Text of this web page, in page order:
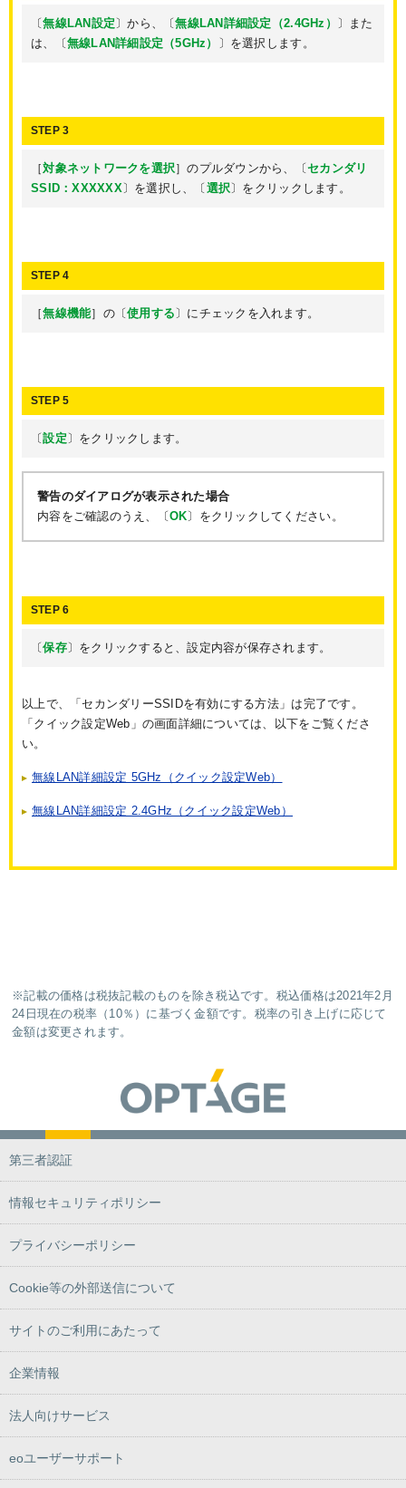
〔無線LAN設定 〕から、〔無線LAN詳細設定（2.4GHz）
〕また
は、〔無線LAN詳細設定（5GHz） 〕を選択します。
STEP 3
［対象ネットワークを選択］のプルダウンから、〔セカンダリ
SSID：XXXXXX 〕を選択し、〔 選択〕をクリックします。
STEP 4
［無線機能］の〔使用する 〕にチェックを入れます。
STEP 5
〔設定 〕をクリックします。
警告のダイアログが表示された場合
内容をご確認のうえ、〔OK〕をクリックしてください。
STEP 6
〔保存〕をクリックすると、設定内容が保存されます。
以上で、「セカンダリーSSIDを有効にする方法」は完了です。
「クイック設定Web」の画面詳細については、以下をご覧くださ
い。
無線LAN詳細設定 5GHz（クイック設定Web）
無線LAN詳細設定 2.4GHz（クイック設定Web）
※記載の価格は税抜記載のものを除き税込です。税込価格は2021年2月
24日現在の税率（10％）に基づく金額です。税率の引き上げに応じて
金額は変更されます。
第三者認証
情報セキュリティポリシー
プライバシーポリシー
Cookie等の外部送信について
サイトのご利用にあたって
企業情報
法人向けサービス
eoユーザーサポート